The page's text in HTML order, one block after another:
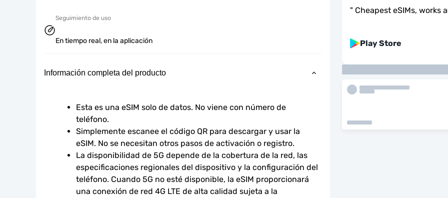
Seguimiento de uso
En tiempo real, en la aplicación
Información completa del producto
Esta es una eSIM solo de datos. No viene con número de
teléfono.
Simplemente escanee el código QR para descargar y usar la
eSIM. No se necesitan otros pasos de activación o registro.
La disponibilidad de 5G depende de la cobertura de la red, las
especificaciones regionales del dispositivo y la configuración del
teléfono. Cuando 5G no esté disponible, la eSIM proporcionará
una conexión de red 4G LTE de alta calidad sujeta a la
" Cheapest eSIMs, works
Play Store